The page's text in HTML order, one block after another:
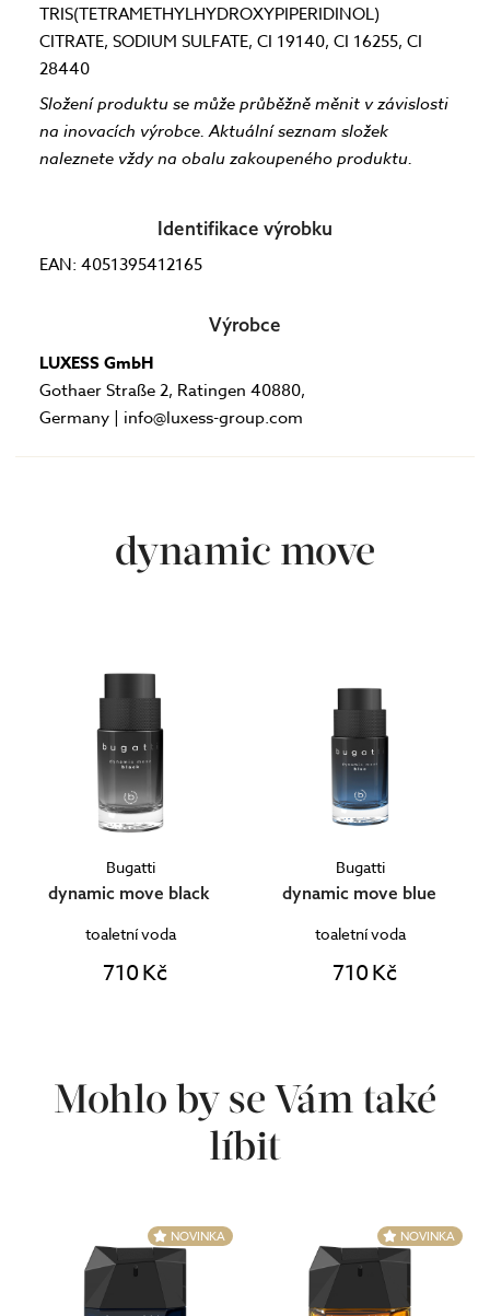
TRIS(TETRAMETHYLHYDROXYPIPERIDINOL)
CITRATE, SODIUM SULFATE, CI 19140, CI 16255, CI
28440
Složení produktu se může průběžně měnit v závislosti
na inovacích výrobce. Aktuální seznam složek
naleznete vždy na obalu zakoupeného produktu.
Identifikace výrobku
EAN: 4051395412165
Výrobce
LUXESS GmbH
Gothaer Straße 2, Ratingen 40880,
Germany | info@luxess-group.com
dynamic move
Bugatti
dynamic move black
toaletní voda
710 Kč
Bugatti
dynamic move blue
toaletní voda
710 Kč
Mohlo by se Vám také
líbit